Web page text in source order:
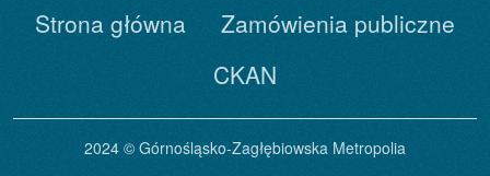
Strona główna
Zamówienia publiczne
CKAN
2024 © Górnośląsko-Zagłębiowska Metropolia